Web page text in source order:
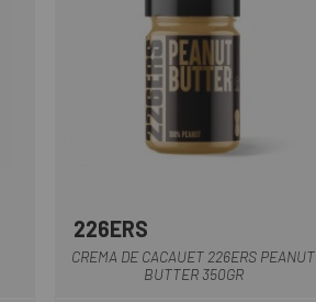
226ERS
CREMA DE CACAUET 226ERS PEANUT
BUTTER 350GR